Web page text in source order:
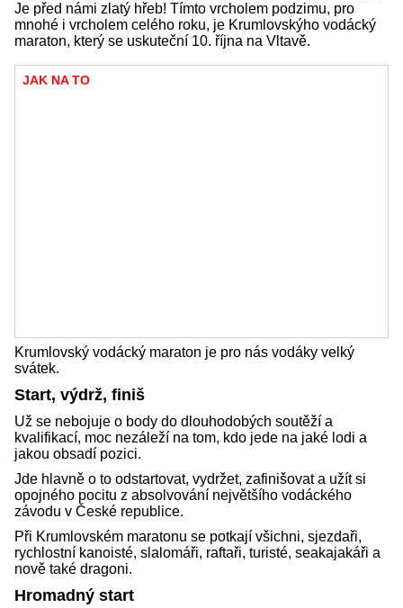
Je před námi zlatý hřeb! Tímto vrcholem podzimu, pro
mnohé i vrcholem celého roku, je Krumlovskýho vodácký
maraton, který se uskuteční 10. října na Vltavě.
JAK NA TO
Krumlovský vodácký maraton je pro nás vodáky velký
svátek.
Start, výdrž, finiš
Už se nebojuje o body do dlouhodobých soutěží a
kvalifikací, moc nezáleží na tom, kdo jede na jaké lodi a
jakou obsadí pozici.
Jde hlavně o to odstartovat, vydržet, zafinišovat a užít si
opojného pocitu z absolvování největšího vodáckého
závodu v České republice.
Při Krumlovském maratonu se potkají všichni, sjezdaři,
rychlostní kanoisté, slalomáři, raftaři, turisté, seakajakáři a
nově také dragoni.
Hromadný start